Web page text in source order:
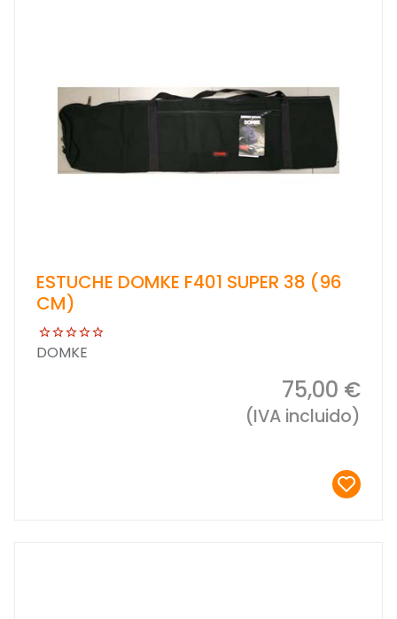
ESTUCHE DOMKE F401 SUPER 38 (96
CM)
DOMKE
75,00 €
(IVA incluido)